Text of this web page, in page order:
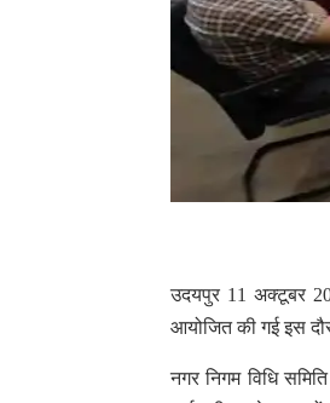
उदयपुर 11 अक्टूबर
आयोजित की गई इस
नगर निगम विधि